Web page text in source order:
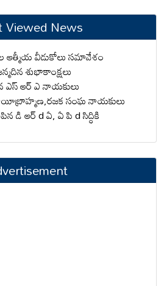
News
ఆత్మీయ వీడుకోలు సమావేశం
శుభాకాంక్షలు
ఎస్ ఆర్ ఎ నాయకులు
సంఘ నాయకులు
డి ఆర్ d ఏ, ఏ పి d సిద్ధికి